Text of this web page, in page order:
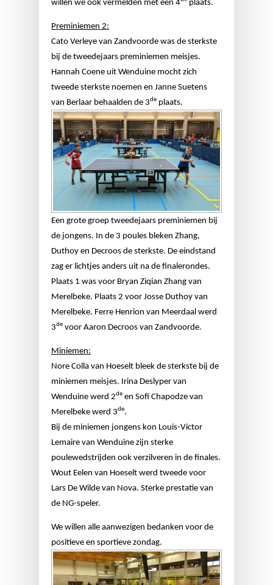
willen we ook vermelden met een 4 plaats.
Preminiemen 2:
Cato Verleye van Zandvoorde was de sterkste
bij de tweedejaars preminiemen meisjes.
Hannah Coene uit Wenduine mocht zich
tweede sterkste noemen en Janne Suetens
van Berlaar behaalden de 3de plaats.
Een grote groep tweedejaars preminiemen bij
de jongens. In de 3 poules bleken Zhang,
Duthoy en Decroos de sterkste. De eindstand
zag er lichtjes anders uit na de finalerondes.
Plaats 1 was voor Bryan Ziqian Zhang van
Merelbeke. Plaats 2 voor Josse Duthoy van
Merelbeke. Ferre Henrion van Meerdaal werd
3de voor Aaron Decroos van Zandvoorde.
Miniemen:
Nore Colla van Hoeselt bleek de sterkste bij de
miniemen meisjes. Irina Deslyper van
Wenduine werd 2de en Sofi Chapodze van
Merelbeke werd 3de.
Bij de miniemen jongens kon Louis-Victor
Lemaire van Wenduine zijn sterke
poulewedstrijden ook verzilveren in de finales.
Wout Eelen van Hoeselt werd tweede voor
Lars De Wilde van Nova. Sterke prestatie van
de NG-speler.
We willen alle aanwezigen bedanken voor de
positieve en sportieve zondag.